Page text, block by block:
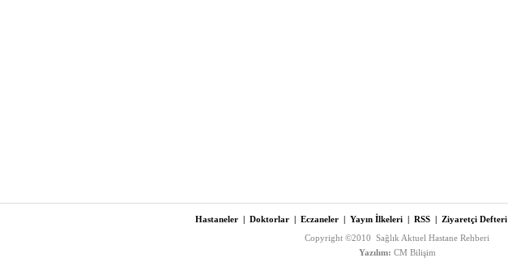
Hastaneler | Doktorlar | Eczaneler | Yayın İlkeleri | RSS | Ziyaretçi Defteri
Copyright ©2010 Sağlık Aktuel Hastane Rehberi
Yazılım: CM Bilişim